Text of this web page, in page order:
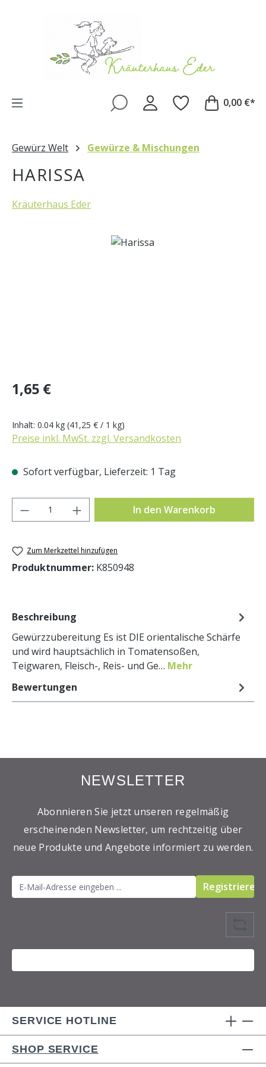
0,00 €*
Gewürz Welt Gewürze & Mischungen
HARISSA
Kräuterhaus Eder
Bildergalerie überspringen
Regulärer Preis:
1,65 €
Inhalt: 0.04 kg (41,25 € / 1 kg)
Preise inkl. MwSt. zzgl. Versandkosten
Sofort verfügbar, Lieferzeit: 1 Tag
Produkt Anzahl: Gib den gewünschten
In den Warenkorb
Zum Merkzettel hinzufügen
Produktnummer: K850948
Beschreibung
Gewürzzubereitung Es ist DIE orientalische Schärfe
und wird hauptsächlich in Tomatensoßen,
Teigwaren, Fleisch-, Reis- und Ge… Mehr
Bewertungen
NEWSLETTER
Abonnieren Sie jetzt unseren regelmäßig
erscheinenden Newsletter, um rechtzeitig über
neue Produkte und Angebote informiert zu werden.
Registrieren
SERVICE HOTLINE
SHOP SERVICE